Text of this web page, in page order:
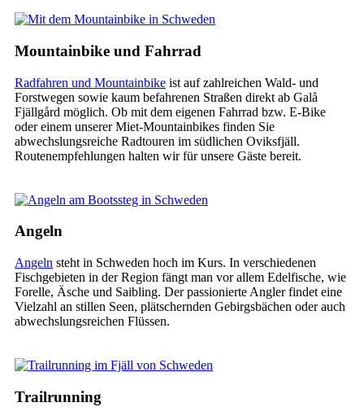
Mountainbike und Fahrrad
Radfahren und Mountainbike ist auf zahlreichen Wald- und
Forstwegen sowie kaum befahrenen Straßen direkt ab Galå
Fjällgård möglich. Ob mit dem eigenen Fahrrad bzw. E-Bike
oder einem unserer Miet-Mountainbikes finden Sie
abwechslungsreiche Radtouren im südlichen Oviksfjäll.
Routenempfehlungen halten wir für unsere Gäste bereit.
Angeln
Angeln steht in Schweden hoch im Kurs. In verschiedenen
Fischgebieten in der Region fängt man vor allem Edelfische, wie
Forelle, Äsche und Saibling. Der passionierte Angler findet eine
Vielzahl an stillen Seen, plätschernden Gebirgsbächen oder auch
abwechslungsreichen Flüssen.
Trailrunning